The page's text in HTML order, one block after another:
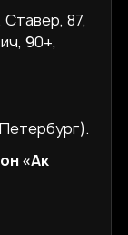
Ставер, 87,
90+,
«Ак